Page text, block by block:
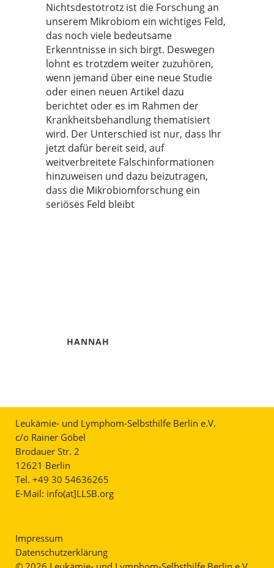
Nichtsdestotrotz ist die Forschung an
unserem Mikrobiom ein wichtiges Feld,
das noch viele bedeutsame
Erkenntnisse in sich birgt. Deswegen
lohnt es trotzdem weiter zuzuhören,
wenn jemand über eine neue Studie
oder einen neuen Artikel dazu
berichtet oder es im Rahmen der
Krankheitsbehandlung thematisiert
wird. Der Unterschied ist nur, dass Ihr
jetzt dafür bereit seid, auf
weitverbreitete Falschinformationen
hinzuweisen und dazu beizutragen,
dass die Mikrobiomforschung ein
seriöses Feld bleibt
HANNAH
Leukämie- und Lymphom-Selbsthilfe Berlin e.V.
c/o Rainer Göbel
Brodauer Str. 2
12621 Berlin
Tel. +49 30 54636265
E-Mail: info(at]LLSB.org
Impressum
Datenschutzerklärung